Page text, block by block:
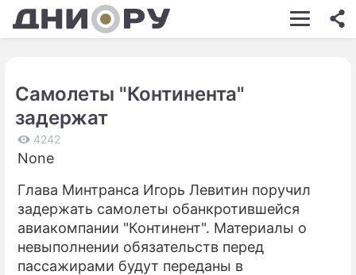
ШОУ-БИЗНЕС
КИНО
ЭКОНОМИКА
ПРОИСШЕСТВИЯ
СОННИК
Самолеты "Континента"
задержат
4242
None
Глава Минтранса Игорь Левитин поручил
задержать самолеты обанкротившейся
авиакомпании "Континент". Материалы о
невыполнении обязательств перед
пассажирами будут переданы в